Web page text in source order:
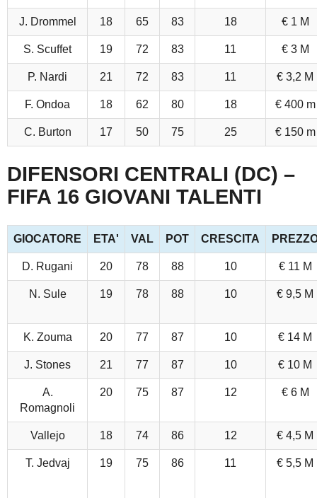
J. Drommel 18 65 83 18 € 1 M
S. Scuffet 19 72 83 11 € 3 M
P. Nardi 21 72 83 11 € 3,2 M
F. Ondoa 18 62 80 18 € 400 m
C. Burton 17 50 75 25 € 150 m
DIFENSORI CENTRALI (DC) –
FIFA 16 GIOVANI TALENTI
GIOCATORE ETA' VAL POT CRESCITA
D. Rugani 20 78 88 10 € 11 M
N. Sule 19 78 88 10 € 9,5 M
K. Zouma 20 77 87 10 € 14 M
J. Stones 21 77 87 10 € 10 M
A.
Romagnoli
20 75 87 12 € 6 M
Vallejo 18 74 86 12 € 4,5 M
T. Jedvaj 19 75 86 11 € 5,5 M